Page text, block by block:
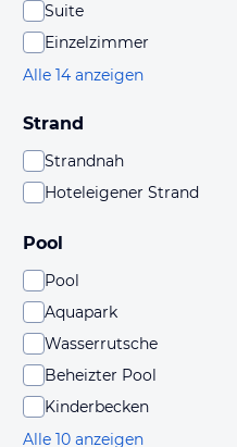
Suite
Einzelzimmer
Alle 14 anzeigen
Strand
Strandnah
Hoteleigener Strand
Pool
Pool
Aquapark
Wasserrutsche
Beheizter Pool
Kinderbecken
Alle 10 anzeigen